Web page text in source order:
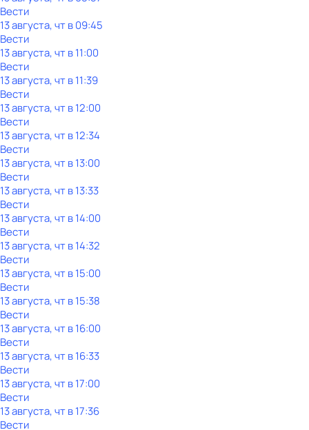
Вести
13 августа, чт в 09:45
Вести
13 августа, чт в 11:00
Вести
13 августа, чт в 11:39
Вести
13 августа, чт в 12:00
Вести
13 августа, чт в 12:34
Вести
13 августа, чт в 13:00
Вести
13 августа, чт в 13:33
Вести
13 августа, чт в 14:00
Вести
13 августа, чт в 14:32
Вести
13 августа, чт в 15:00
Вести
13 августа, чт в 15:38
Вести
13 августа, чт в 16:00
Вести
13 августа, чт в 16:33
Вести
13 августа, чт в 17:00
Вести
13 августа, чт в 17:36
Вести